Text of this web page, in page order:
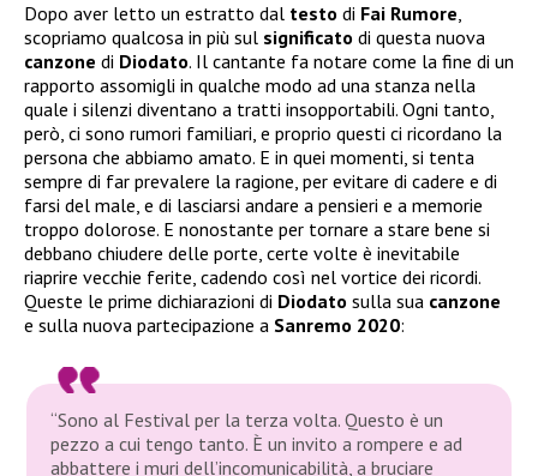
Dopo aver letto un estratto dal testo di Fai Rumore,
scopriamo qualcosa in più sul significato di questa nuova
canzone di Diodato. Il cantante fa notare come la fine di un
rapporto assomigli in qualche modo ad una stanza nella
quale i silenzi diventano a tratti insopportabili. Ogni tanto,
però, ci sono rumori familiari, e proprio questi ci ricordano la
persona che abbiamo amato. E in quei momenti, si tenta
sempre di far prevalere la ragione, per evitare di cadere e di
farsi del male, e di lasciarsi andare a pensieri e a memorie
troppo dolorose. E nonostante per tornare a stare bene si
debbano chiudere delle porte, certe volte è inevitabile
riaprire vecchie ferite, cadendo così nel vortice dei ricordi.
Queste le prime dichiarazioni di Diodato sulla sua canzone
e sulla nuova partecipazione a Sanremo 2020:
“Sono al Festival per la terza volta. Questo è un
pezzo a cui tengo tanto. È un invito a rompere e ad
abbattere i muri dell’incomunicabilità, a bruciare